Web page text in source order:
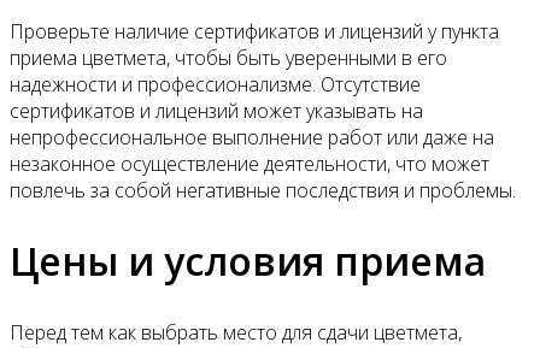
Проверьте наличие сертификатов и лицензий у пункта
приема цветмета, чтобы быть уверенными в его
надежности и профессионализме. Отсутствие
сертификатов и лицензий может указывать на
непрофессиональное выполнение работ или даже на
незаконное осуществление деятельности, что может
повлечь за собой негативные последствия и проблемы.
Цены и условия приема
Перед тем как выбрать место для сдачи цветмета,